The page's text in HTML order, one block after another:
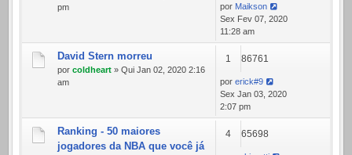
pm
por Maikson
Sex Fev 07, 2020
11:28 am
David Stern morreu
por coldheart » Qui Jan 02, 2020 2:16
am
1 86761
por erick#9
Sex Jan 03, 2020
2:07 pm
Ranking - 50 maiores
jogadores da NBA que você já
4 65698